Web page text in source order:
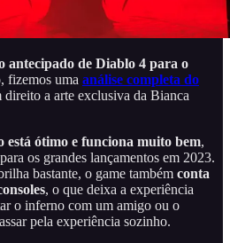
antecipado de Diablo 4 para o
fizemos uma análise completa do
direito a arte exclusiva da Bianca
está ótimo e funciona muito bem,
os grandes lançamentos em 2023.
bastante, o game também conta
, o que deixa a experiência
o inferno com um amigo ou o
pela experiência sozinho.